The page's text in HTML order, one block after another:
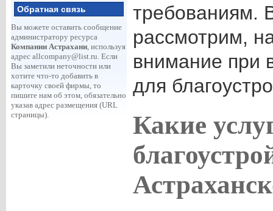
Обратная связь
Вы можете оставить сообщение
администратору ресурса
Компании Астрахани, используя
адрес allcompany@list.ru. Если
Вы заметили неточности или
хотите что-то добавить в
карточку своей фирмы, то
пишите нам об этом, обязательно
указав адрес размещения (URL
страницы).
требованиям.
рассмотрим,
внимание при
для
Какие